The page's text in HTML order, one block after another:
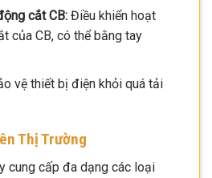
cắt CB:Điều khiển hoạt
của CB, có thể bằng tay
vệ thiết bị điện khỏi quá tải
Thị Trường
cung cấp đa dạng các loại